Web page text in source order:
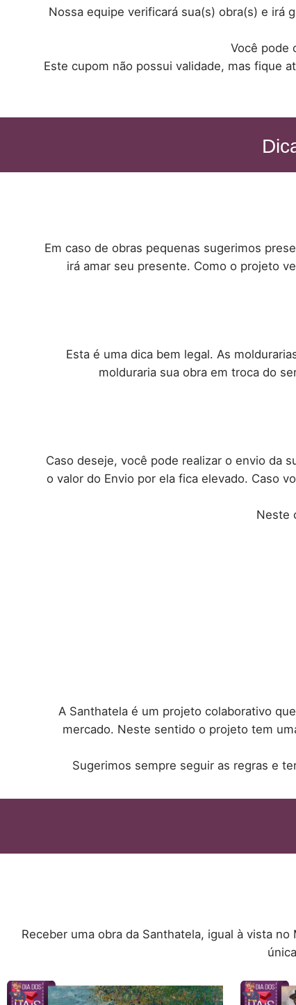
Nossa equipe verificará sua(s) obra(s) e irá
Você pode
Este cupom não possui validade, mas fique
Em caso de obras pequenas sugerimos
irá amar seu presente. Como o projeto
Esta é uma dica bem legal. As
molduraria sua obra em troca do
Caso deseje, você pode realizar o envio da
o valor do Envio por ela fica elevado. Caso
Neste
A Santhatela é um projeto colaborativo
mercado. Neste sentido o projeto tem
Sugerimos sempre seguir as regras e
Receber uma obra da Santhatela, igual à vista